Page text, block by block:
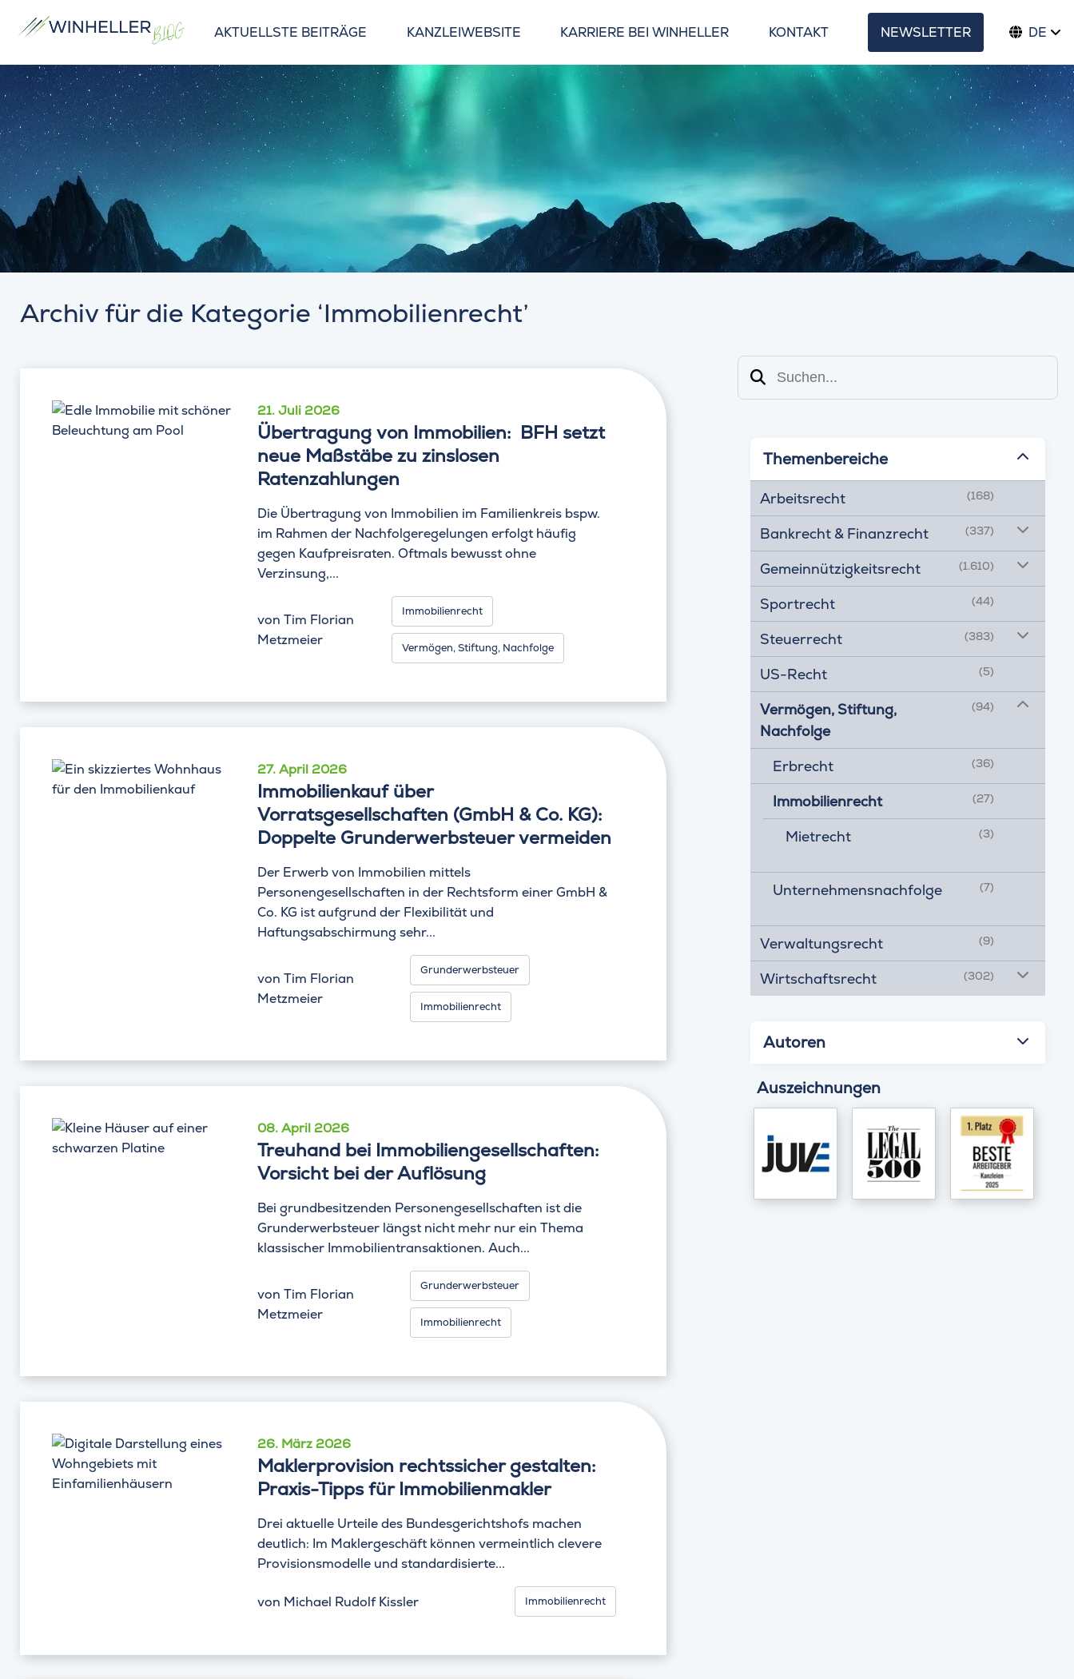
AKTUELLSTE BEITRÄGE KANZLEIWEBSITE KARRIERE BEI WINHELLER KONTAKT NEWSLETTER DE
Archiv für die Kategorie ‘Immobilienrecht’
21. Juli 2026
Übertragung von Immobilien: BFH setzt
neue Maßstäbe zu zinslosen
Ratenzahlungen
Die Übertragung von Immobilien im Familienkreis bspw.
im Rahmen der Nachfolgeregelungen erfolgt häufig
gegen Kaufpreisraten. Oftmals bewusst ohne
Verzinsung,...
von Tim Florian
Metzmeier
Immobilienrecht
Vermögen, Stiftung, Nachfolge
27. April 2026
Immobilienkauf über
Vorratsgesellschaften (GmbH & Co. KG):
Doppelte Grunderwerbsteuer vermeiden
Der Erwerb von Immobilien mittels
Personengesellschaften in der Rechtsform einer GmbH &
Co. KG ist aufgrund der Flexibilität und
Haftungsabschirmung sehr...
von Tim Florian
Metzmeier
Grunderwerbsteuer
Immobilienrecht
08. April 2026
Treuhand bei Immobiliengesellschaften:
Vorsicht bei der Auflösung
Bei grundbesitzenden Personengesellschaften ist die
Grunderwerbsteuer längst nicht mehr nur ein Thema
klassischer Immobilientransaktionen. Auch...
von Tim Florian
Metzmeier
Grunderwerbsteuer
Immobilienrecht
26. März 2026
Maklerprovision rechtssicher gestalten:
Praxis-Tipps für Immobilienmakler
Drei aktuelle Urteile des Bundesgerichtshofs machen
deutlich: Im Maklergeschäft können vermeintlich clevere
Provisionsmodelle und standardisierte...
von Michael Rudolf Kissler Immobilienrecht
Suchen
Themenbereiche
Arbeitsrecht (168)
Bankrecht & Finanzrecht (337)
Gemeinnützigkeitsrecht (1.610)
Sportrecht (44)
Steuerrecht (383)
US-Recht (5)
Vermögen, Stiftung,
Nachfolge
(94)
Erbrecht (36)
Immobilienrecht (27)
Mietrecht (3)
Unternehmensnachfolge (7)
Verwaltungsrecht (9)
Wirtschaftsrecht (302)
Autoren
Auszeichnungen